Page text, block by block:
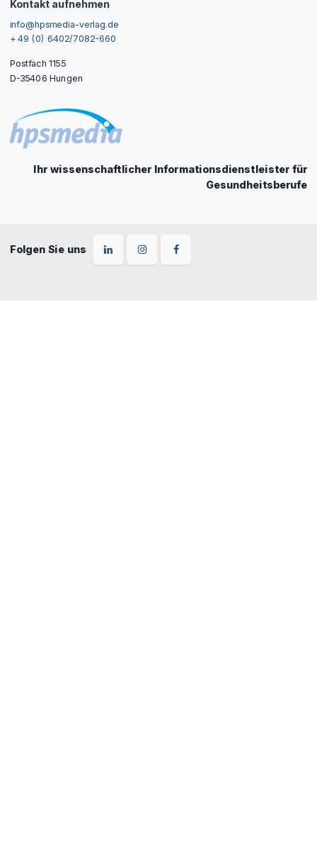
Kontakt aufnehmen
info@hpsmedia-verlag.de
+ 49 (0) 6402/7082-660
Postfach 1155
D-35406 Hungen
Ihr wissenschaftlicher Informationsdienstleister für
Gesundheitsberufe
Folgen Sie uns